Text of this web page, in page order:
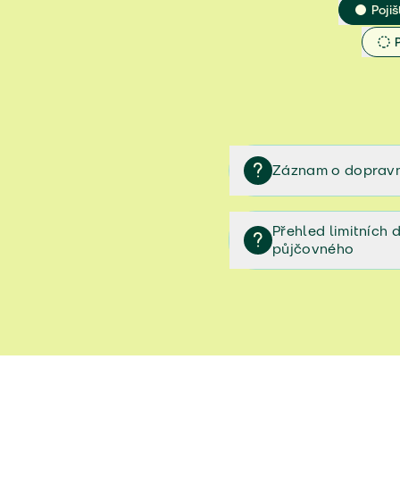
Záznam o
Záznam o dopravní
Přehled limitních
půjčovného